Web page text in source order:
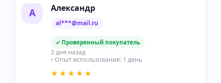
А Александр
al***@mail.ru
✓ Проверенный покупатель
2 дня назад
• Опыт использования: 1 день
★★★★★